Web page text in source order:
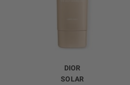
DIOR
SOLAR